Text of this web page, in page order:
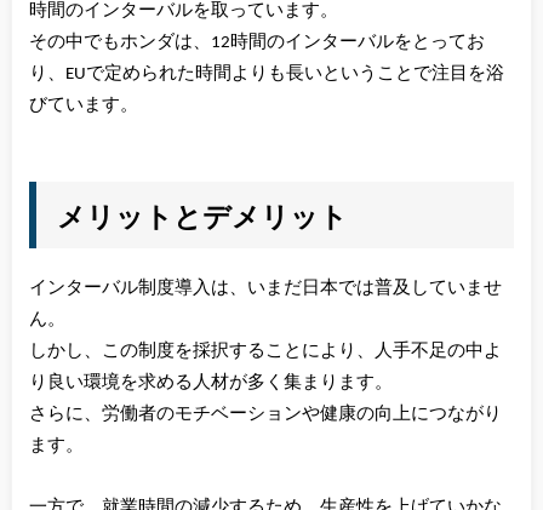
時間のインターバルを取っています。
その中でもホンダは、12時間のインターバルをとってお
り、EUで定められた時間よりも長いということで注目を浴
びています。
メリットとデメリット
インターバル制度導入は、いまだ日本では普及していませ
ん。
しかし、この制度を採択することにより、人手不足の中よ
り良い環境を求める人材が多く集まります。
さらに、労働者のモチベーションや健康の向上につながり
ます。